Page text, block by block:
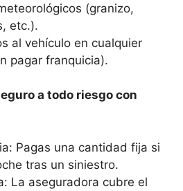
(granizo,
etc.).
al vehículo en cualquier
pagar franquicia).
a todo riesgo con
Pagas una cantidad fija si
tras un siniestro.
La aseguradora cubre el